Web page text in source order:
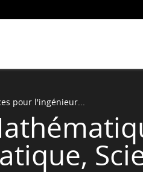
pour l'ingénieur...